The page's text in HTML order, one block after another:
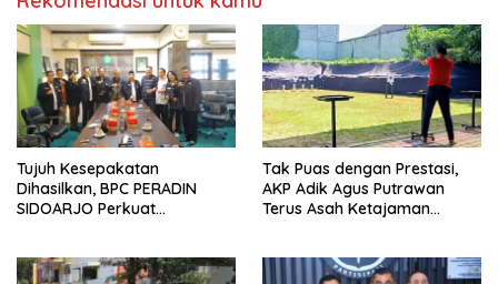
Tujuh Kesepakatan
Dihasilkan, BPC PERADIN
SIDOARJO Perkuat
Tak Puas dengan Prestasi,
AKP Adik Agus Putrawan
Terus Asah Ketajaman